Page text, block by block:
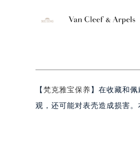
【 梵克雅宝保养 】在收藏和
观，还可能对表壳造成损害